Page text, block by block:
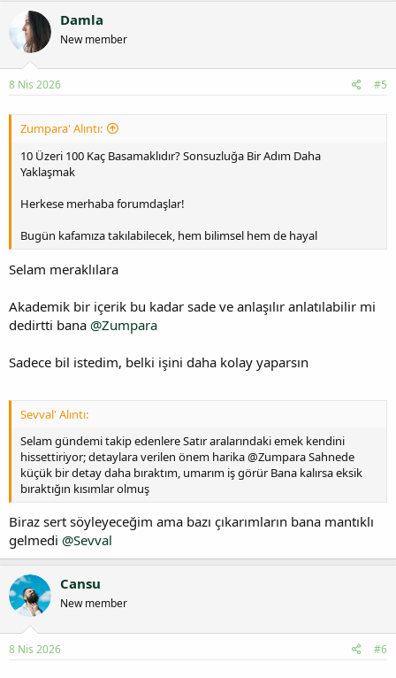
Damla
New member
8 Nis 2026 #5
Zumpara' Alıntı:
10 Üzeri 100 Kaç Basamaklıdır? Sonsuzluğa Bir Adım Daha
Yaklaşmak
Herkese merhaba forumdaşlar!
Bugün kafamıza takılabilecek, hem bilimsel hem de hayal
Selam meraklılara
Akademik bir içerik bu kadar sade ve anlaşılır anlatılabilir mi
dedirtti bana @Zumpara
Sadece bil istedim, belki işini daha kolay yaparsın
Sevval' Alıntı:
Selam gündemi takip edenlere Satır aralarındaki emek kendini
hissettiriyor; detaylara verilen önem harika @Zumpara Sahnede
küçük bir detay daha bıraktım, umarım iş görür Bana kalırsa eksik
bıraktığın kısımlar olmuş
Biraz sert söyleyeceğim ama bazı çıkarımların bana mantıklı
gelmedi @Sevval
Cansu
New member
8 Nis 2026 #6